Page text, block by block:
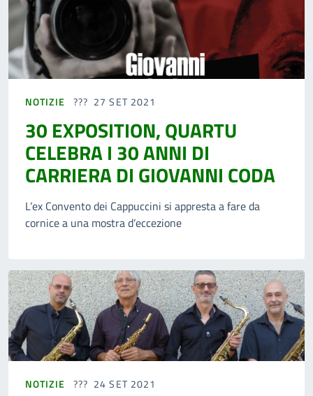
NOTIZIE 27 SET 2021
30 EXPOSITION, QUARTU
CELEBRA I 30 ANNI DI
CARRIERA DI GIOVANNI CODA
L’ex Convento dei Cappuccini si appresta a fare da
cornice a una mostra d’eccezione
NOTIZIE 24 SET 2021